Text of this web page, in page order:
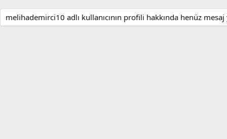
melihademirci10 adlı kullanıcının profili hakkında henüz